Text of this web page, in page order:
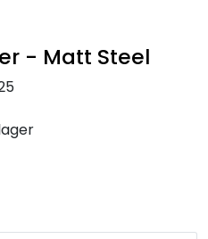
- Matt Steel